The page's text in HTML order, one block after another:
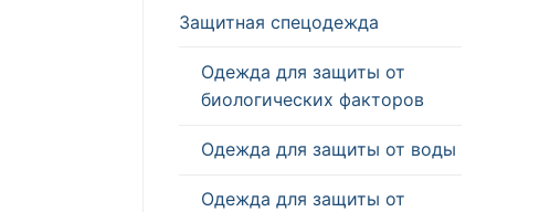
Защитная спецодежда
Одежда для защиты от
биологических факторов
Одежда для защиты от воды
Одежда для защиты от